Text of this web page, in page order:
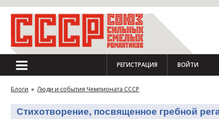
РЕГИСТРАЦИЯ ВОЙТИ
Блоги » Люди и события Чемпионата СССР
Стихотворение, посвященное гребной